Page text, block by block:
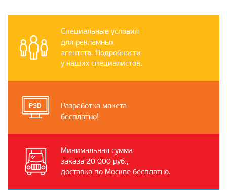
Специальные условия
для рекламных
агентств. Подробности
у наших специалистов.
Разработка макета
бесплатно!
Минимальная сумма
заказа 20 000 руб.,
доставка по Москве бесплатно.